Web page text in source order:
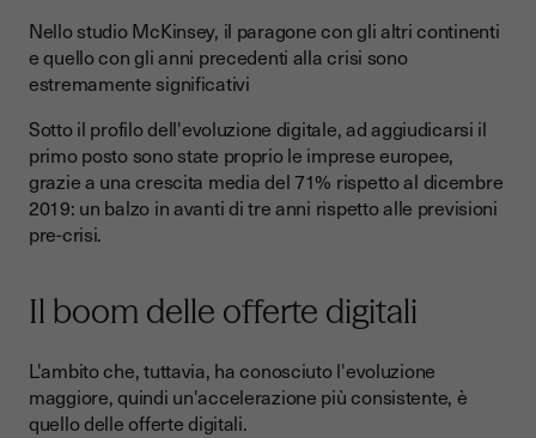
Nello studio McKinsey, il paragone con gli altri continenti
e quello con gli anni precedenti alla crisi sono
estremamente significativi
Sotto il profilo dell'evoluzione digitale, ad aggiudicarsi il
primo posto sono state proprio le imprese europee,
grazie a una crescita media del 71% rispetto al dicembre
2019: un balzo in avanti di tre anni rispetto alle previsioni
pre-crisi.
Il boom delle offerte digitali
L'ambito che, tuttavia, ha conosciuto l'evoluzione
maggiore, quindi un'accelerazione più consistente, è
quello delle offerte digitali.